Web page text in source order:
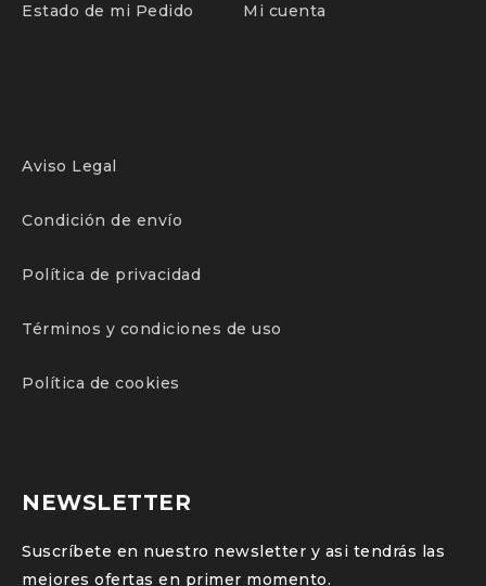
Estado de mi Pedido Mi cuenta
Aviso Legal
Condición de envío
Política de privacidad
Términos y condiciones de uso
Política de cookies
NEWSLETTER
Suscríbete en nuestro newsletter y asi tendrás las
mejores ofertas en primer momento.